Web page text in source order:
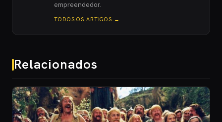
empreendedor.
TODOS OS ARTIGOS →
Relacionados